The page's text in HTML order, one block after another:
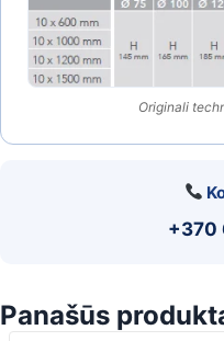
Originali
+370
Panašūs